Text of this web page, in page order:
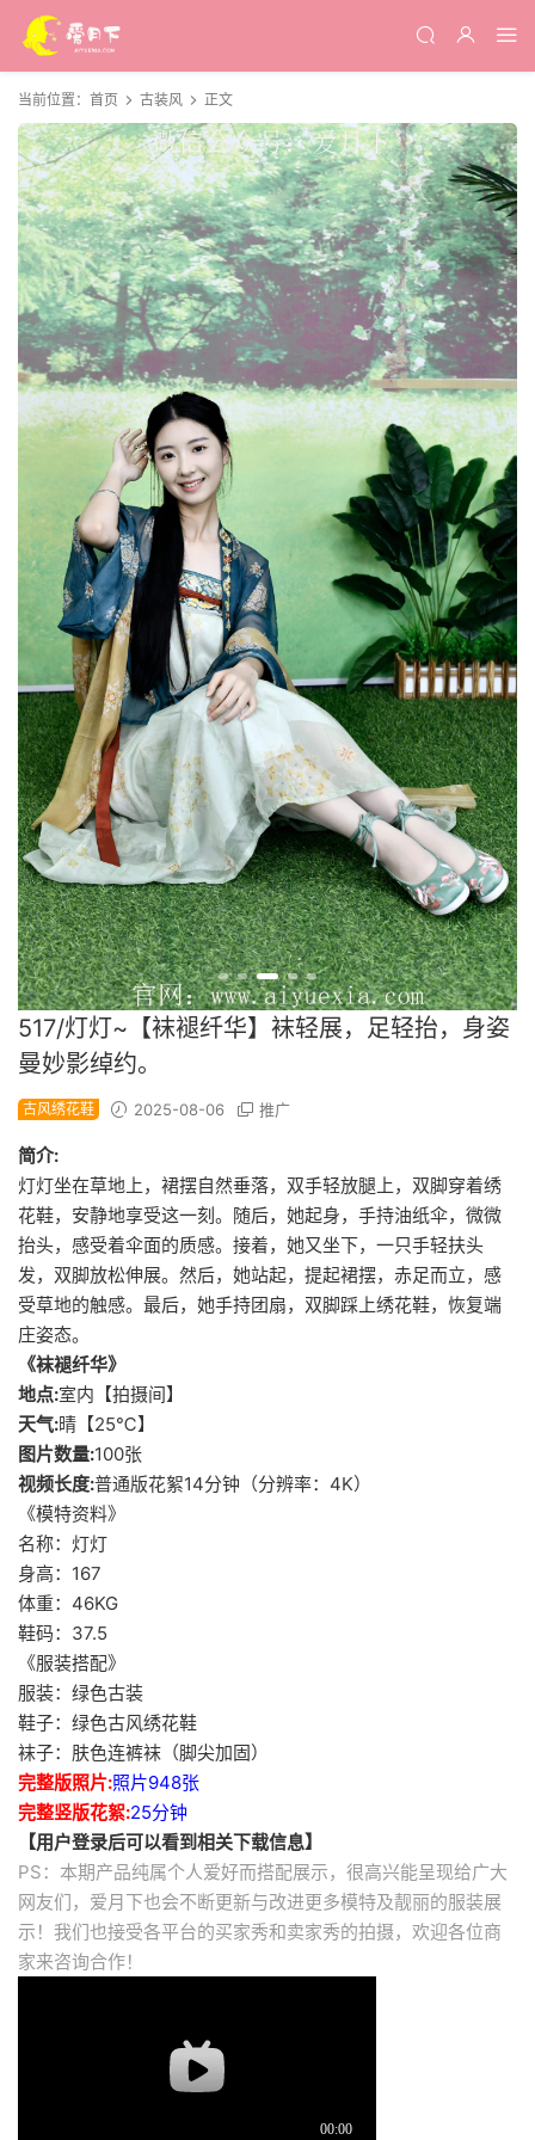
当前位置： 首页 古装风 正文
517/灯灯~【袜褪纤华】袜轻展，足轻抬，身姿
曼妙影绰约。
古风绣花鞋 2025-08-06 推广
简介:
灯灯坐在草地上，裙摆自然垂落，双手轻放腿上，双脚穿着绣
花鞋，安静地享受这一刻。随后，她起身，手持油纸伞，微微
抬头，感受着伞面的质感。接着，她又坐下，一只手轻扶头
发，双脚放松伸展。然后，她站起，提起裙摆，赤足而立，感
受草地的触感。最后，她手持团扇，双脚踩上绣花鞋，恢复端
庄姿态。
《袜褪纤华》
地点:室内【拍摄间】
天气:晴【25℃】
图片数量:100张
视频长度:普通版花絮14分钟（分辨率：4K）
《模特资料》
名称：灯灯
身高：167
体重：46KG
鞋码：37.5
《服装搭配》
服装：绿色古装
鞋子：绿色古风绣花鞋
袜子：肤色连裤袜（脚尖加固）
完整版照片:照片948张
完整竖版花絮:25分钟
【用户登录后可以看到相关下载信息】
PS：本期产品纯属个人爱好而搭配展示，很高兴能呈现给广大
网友们，爱月下也会不断更新与改进更多模特及靓丽的服装展
示！我们也接受各平台的买家秀和卖家秀的拍摄，欢迎各位商
家来咨询合作！